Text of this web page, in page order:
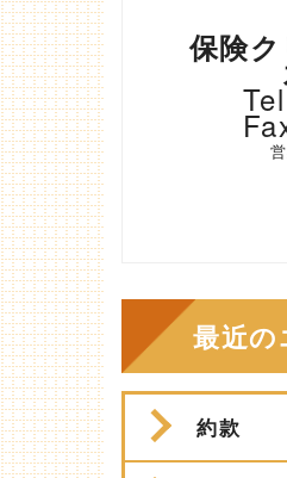
保険
最近の
約款